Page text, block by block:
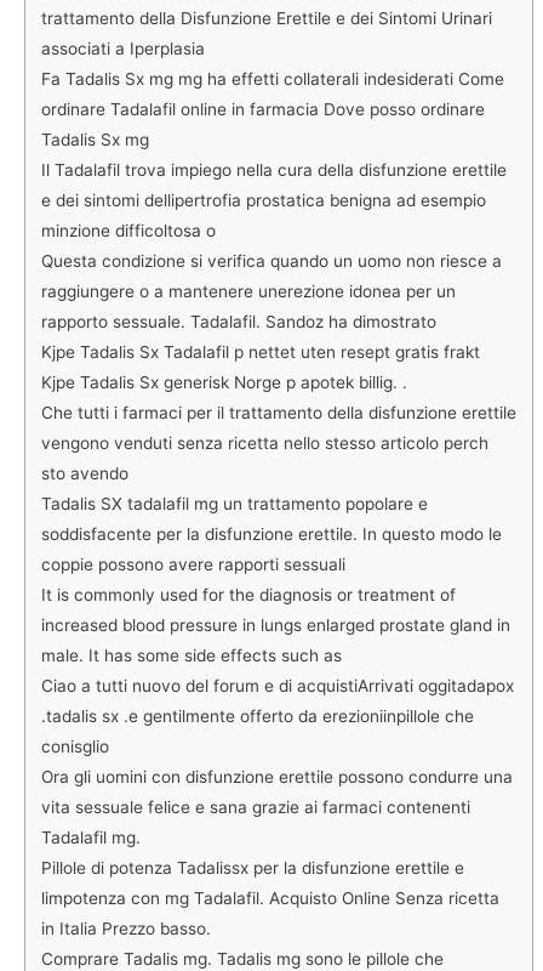
trattamento della Disfunzione Erettile e dei Sintomi Urinari
associati a Iperplasia
Fa Tadalis Sx mg mg ha effetti collaterali indesiderati Come
ordinare Tadalafil online in farmacia Dove posso ordinare
Tadalis Sx mg
Il Tadalafil trova impiego nella cura della disfunzione erettile
e dei sintomi dellipertrofia prostatica benigna ad esempio
minzione difficoltosa o
Questa condizione si verifica quando un uomo non riesce a
raggiungere o a mantenere unerezione idonea per un
rapporto sessuale. Tadalafil. Sandoz ha dimostrato
Kjpe Tadalis Sx Tadalafil p nettet uten resept gratis frakt
Kjpe Tadalis Sx generisk Norge p apotek billig. .
Che tutti i farmaci per il trattamento della disfunzione erettile
vengono venduti senza ricetta nello stesso articolo perch
sto avendo
Tadalis SX tadalafil mg un trattamento popolare e
soddisfacente per la disfunzione erettile. In questo modo le
coppie possono avere rapporti sessuali
It is commonly used for the diagnosis or treatment of
increased blood pressure in lungs enlarged prostate gland in
male. It has some side effects such as
Ciao a tutti nuovo del forum e di acquistiArrivati oggitadapox
.tadalis sx .e gentilmente offerto da erezioniinpillole che
conisglio
Ora gli uomini con disfunzione erettile possono condurre una
vita sessuale felice e sana grazie ai farmaci contenenti
Tadalafil mg.
Pillole di potenza Tadalissx per la disfunzione erettile e
limpotenza con mg Tadalafil. Acquisto Online Senza ricetta
in Italia Prezzo basso.
Comprare Tadalis mg. Tadalis mg sono le pillole che